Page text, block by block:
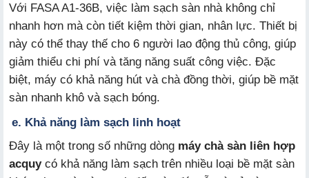
Với FASA A1-36B, việc làm sạch sàn nhà không chỉ
nhanh hơn mà còn tiết kiệm thời gian, nhân lực. Thiết bị
này có thể thay thế cho 6 người lao động thủ công, giúp
giảm thiểu chi phí và tăng năng suất công việc. Đặc
biệt, máy có khả năng hút và chà đồng thời, giúp bề mặt
sàn nhanh khô và sạch bóng.
e. Khả năng làm sạch linh hoạt
Đây là một trong số những dòng máy chà sàn liên hợp
acquycó khả năng làm sạch trên nhiều loại bề mặt sàn